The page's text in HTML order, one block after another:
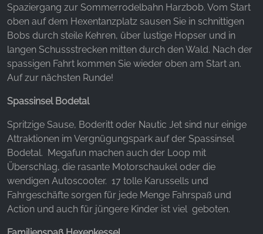
Spaziergang zur Sommerrodelbahn Harzbob. Vom Start
oben auf dem Hexentanzplatz sausen Sie in schnittigen
Bobs durch steile Kehren, über lustige Hopser und in
langen Schussstrecken mitten durch den Wald. Nach der
spassigen Fahrt kommen Sie wieder oben am Start an.
Auf zur nächsten Runde!
Spassinsel Bodetal
Spritzige Sause, Boderitt oder Nautic Jet sind nur einige
Attraktionen im Vergnügungspark auf der Spassinsel
Bodetal. Megafun machen auch der Loop mit
Überschlag, die rasante Motorschaukel oder die
wendigen Autoscooter. 17 tolle Karussells und
Fahrgeschäfte sorgen für jede Menge Fahrspaß und
Action und auch für jüngere Kinder ist viel geboten.